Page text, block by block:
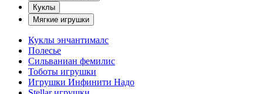
Куклы
Мягкие игрушки
Куклы энчантималс
Полесье
Сильваниан фемилис
Тоботы игрушки
Игрушки Инфинити Надо